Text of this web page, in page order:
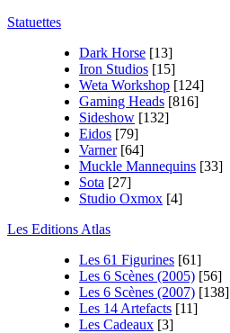
Statuettes
Dark Horse [13]
Iron Studios [15]
Weta Workshop [124]
Gaming Heads [816]
Sideshow [132]
Eidos [79]
Varner [64]
Muckle Mannequins [33]
Sota [27]
Studio Oxmox [4]
Les Editions Atlas
Les 61 Figurines [61]
Les 6 Scènes (2005) [56]
Les 6 Scènes (2007) [138]
Les 14 Artefacts [11]
Les Cadeaux [3]